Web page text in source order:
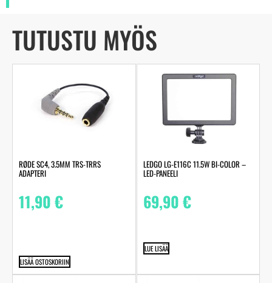
TUTUSTU MYÖS
RØDE SC4, 3.5MM TRS-TRRS
ADAPTERI
11,90€
LISÄÄ OSTOSKORIIN
LEDGO LG-E116C 11.5W BI-COLOR –
LED-PANEELI
69,90€
LUE LISÄÄ